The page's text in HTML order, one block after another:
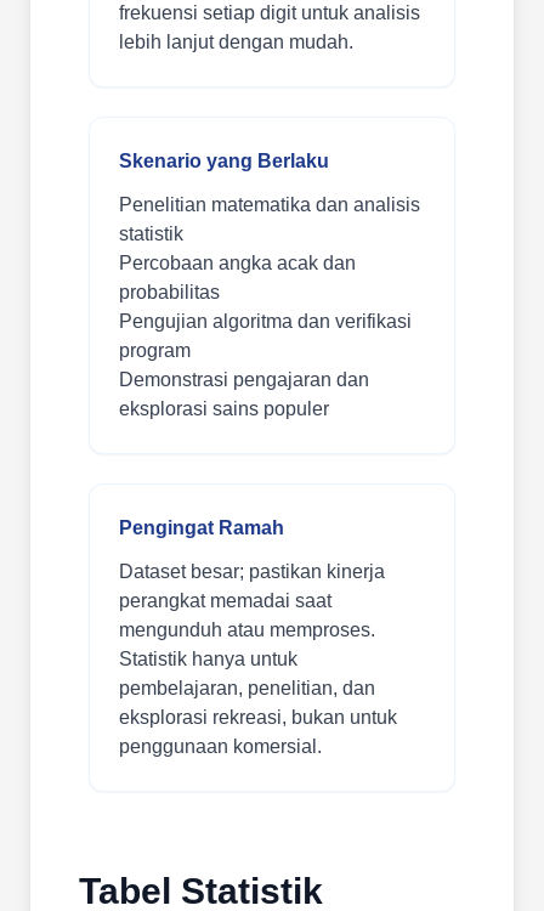
frekuensi setiap digit untuk analisis
lebih lanjut dengan mudah.
Skenario yang Berlaku
Penelitian matematika dan analisis
statistik
Percobaan angka acak dan
probabilitas
Pengujian algoritma dan verifikasi
program
Demonstrasi pengajaran dan
eksplorasi sains populer
Pengingat Ramah
Dataset besar; pastikan kinerja
perangkat memadai saat
mengunduh atau memproses.
Statistik hanya untuk
pembelajaran, penelitian, dan
eksplorasi rekreasi, bukan untuk
penggunaan komersial.
Tabel Statistik